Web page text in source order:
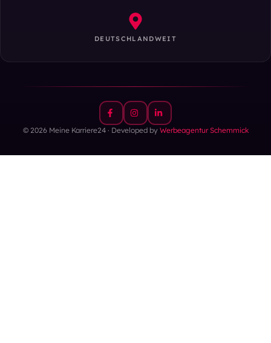
DEUTSCHLANDWEIT
© 2026 Meine Karriere24 · Developed by Werbeagentur Schemmick